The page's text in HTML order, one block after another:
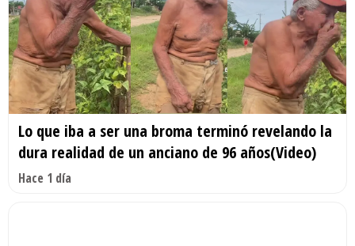
Lo que iba a ser una broma terminó revelando la
dura realidad de un anciano de 96 años(Video)
Hace 1 día